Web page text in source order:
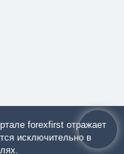
forexfirst отражает
исключительно в